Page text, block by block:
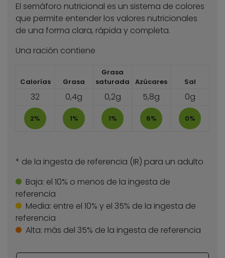
El semáforo nutricional es un sistema de colores
que permite entender los valores nutricionales
de una forma clara, rápida y completa.
Una ración contiene
Calorías Grasa
Grasa
saturada
Azúcares Sal
32 0,4g 0,2g 5,8g 0g
2% 1% 1% 6% 0%
* de la ingesta de referencia (IR) para un adulto
Baja: el 10% o menos de la ingesta de
referencia
Media: entre el 10% y el 35% de la ingesta de
referencia
Alta: más del 35% de la ingesta de referencia